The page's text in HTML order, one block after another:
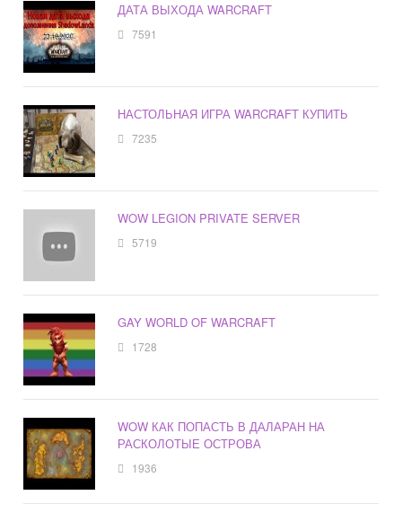
ДАТА ВЫХОДА WARCRAFT
7591
НАСТОЛЬНАЯ ИГРА WARCRAFT КУПИТЬ
7235
WOW LEGION PRIVATE SERVER
5719
GAY WORLD OF WARCRAFT
1728
WOW КАК ПОПАСТЬ В ДАЛАРАН НА
РАСКОЛОТЫЕ ОСТРОВА
1936